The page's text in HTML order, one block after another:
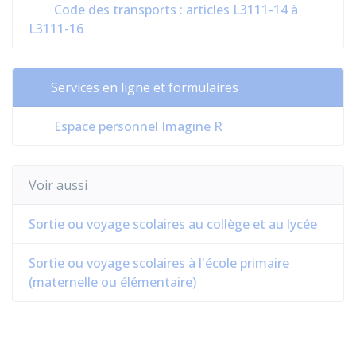
Code des transports : articles L3111-14 à
L3111-16
Services en ligne et formulaires
Espace personnel Imagine R
Voir aussi
Sortie ou voyage scolaires au collège et au lycée
Sortie ou voyage scolaires à l'école primaire
(maternelle ou élémentaire)